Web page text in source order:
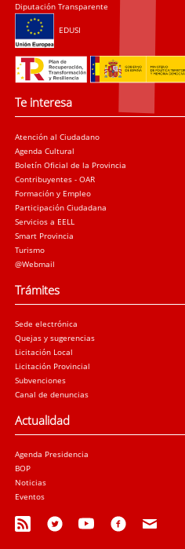
Diputación Transparente
EDUSI
Te interesa
Atención al Ciudadano
Agenda Cultural
Boletín Oficial de la Provincia
Contribuyentes - OAR
Formación y Empleo
Participación Ciudadana
Servicios a EELL
Smart Provincia
Turismo
@Webmail
Trámites
Sede electrónica
Quejas y sugerencias
Licitación Local
Licitación Provincial
Subvenciones
Canal de denuncias
Actualidad
Agenda Presidencia
BOP
Noticias
Eventos